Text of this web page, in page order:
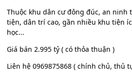
Thuộc khu dân cư đông đúc, an ninh
tiện, dân trí cao, gần nhiều khu tiện
học...
Giá bán 2.995 tỷ ( có thỏa thuận )
Liên hệ 0969875868 ( chính chủ, thủ